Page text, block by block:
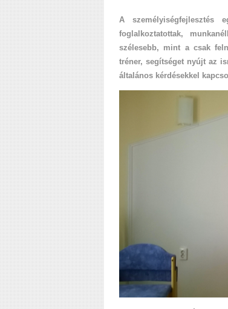
A személyiségfejlesztés
foglalkoztatottak,
szélesebb, mint a csak
tréner, segítséget nyújt az
általános kérdésekkel